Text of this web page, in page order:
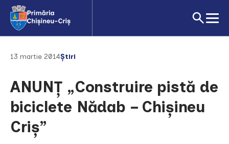
13 martie 2014Știri
ANUNŢ „Construire pistă de
biciclete Nădab – Chişineu
Criş”